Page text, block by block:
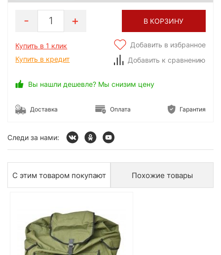
1 В КОРЗИНУ
Купить в 1 клик
Купить в кредит
Добавить в избранное
Добавить к сравнению
Вы нашли дешевле? Мы снизим цену
Доставка Оплата Гарантия
Следи за нами:
С этим товаром покупают Похожие товары